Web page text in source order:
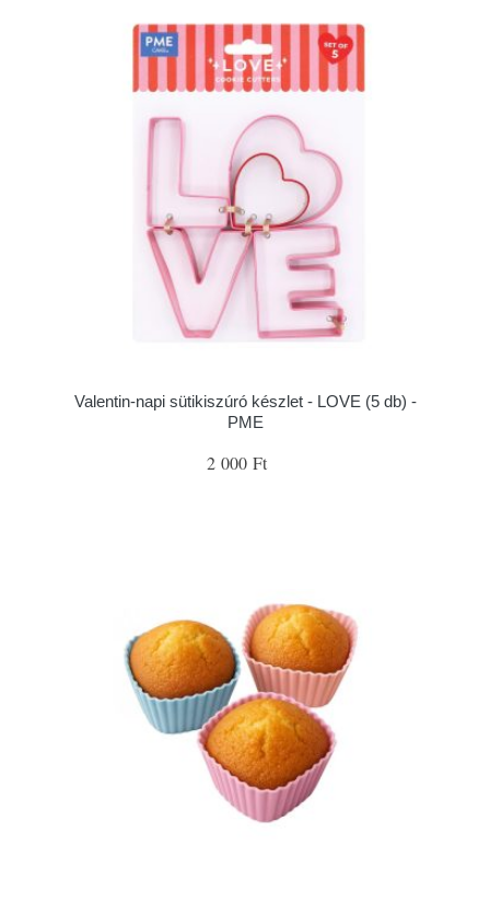
Valentin-napi sütikiszúró készlet - LOVE (5 db) -
PME
2 000 Ft